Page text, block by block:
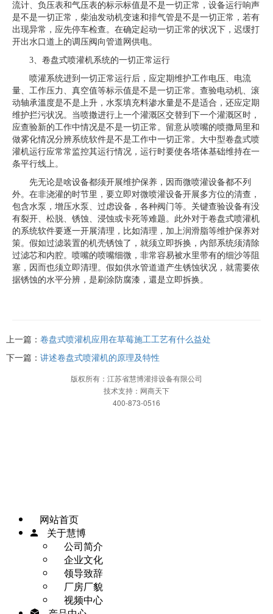
流计、负压表和气压表的标示标值是不是一切正常，设备运行响声
是不是一切正常，柴油发动机变速和排气管是不是一切正常，若有
出现异常，应先停车检查。在确定起动一切正常的状况下，迟缓打
开出水口道上的调压阀向管道网供电。
3、卷盘式喷灌机系统的一切正常运行
喷灌系统进到一切正常运行后，应定期维护工作电压、电流
量、工作压力、真空值等标示值是不是一切正常。查验电动机、滚
动轴承溫度是不是上升，水泵填充料渗水量是不是适合，还应定期
维护拦污状况。当喷撒进行上一个灌溉区交替到下一个灌溉区时，
应查验新的工作中情况是不是一切正常。留意从喷嘴的喷撒局里和
做雾化情况分辨系统软件是不是工作中一切正常。大中型卷盘式喷
灌机运行应常常监控其运行情况，运行时要使各塔体基础维持在一
条平行线上。
先无论是啥设备都须开展维护保养，因而微喷灌设备都不列
外。在非浇灌的时节里，要立即对微喷灌设备开展多方位的清查，
包含水泵，增压水泵、过虑设备，各种阀门等。关键查验设备有没
有裂开、松脱、锈蚀、浸蚀或卡死等难题。此外对于卷盘式喷灌机
的系统软件要逐一开展清理，比如清理，加上润滑脂等维护保养对
策。假如过滤装置的机壳锈蚀了，就须立即拆换，內部系统须清除
过滤芯和内腔。喷嘴的喷嘴细微，非常容易被水里带有的细沙等阻
塞，因而也须立即清理。假如供水管道道产生锈蚀状况，就需要依
据锈蚀的水平分辨，是刷涂防腐漆，還是立即拆换。
上一篇： 卷盘式喷灌机应用在草莓施工工艺有什么益处
下一篇： 讲述卷盘式喷灌机的原理及特性
版权所有：江苏省慧博灌排设备有限公司
技术支持：网商天下
400-873-0516
网站首页
关于慧博
公司简介
企业文化
领导致辞
厂房厂貌
视频中心